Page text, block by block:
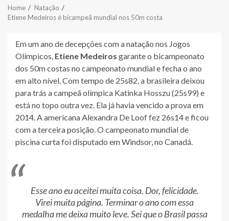
Home
Natação
Etiene Medeiros é bicampeã mundial nos 50m costa
Em um ano de decepções com a natação nos Jogos
Olímpicos, Etiene Medeiros garante o bicampeonato
dos 50m costas no campeonato mundial e fecha o ano
em alto nível. Com tempo de 25s82, a brasileira deixou
para trás a campeã olímpica Katinka Hosszu (25s99) e
está no topo outra vez. Ela já havia vencido a prova em
2014. A americana Alexandra De Loof fez 26s14 e ficou
com a terceira posição. O campeonato mundial de
piscina curta foi disputado em Windsor, no Canadá.
Esse ano eu aceitei muita coisa. Dor, felicidade.
Virei muita página. Terminar o ano com essa
medalha me deixa muito leve. Sei que o Brasil passa